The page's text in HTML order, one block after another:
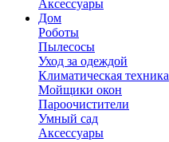
Аксессуары
Дом
Роботы
Пылесосы
Уход за одеждой
Климатическая техника
Мойщики окон
Пароочистители
Умный сад
Аксессуары